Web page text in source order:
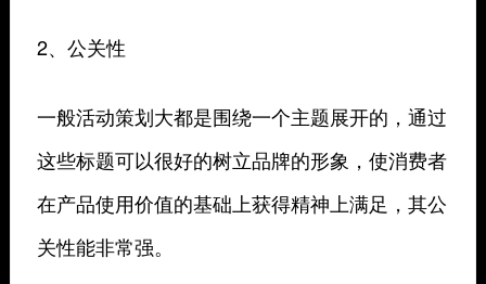
2、公关性
一般活动策划大都是围绕一个主题展开的，通过
这些标题可以很好的树立品牌的形象，使消费者
在产品使用价值的基础上获得精神上满足，其公
关性能非常强。